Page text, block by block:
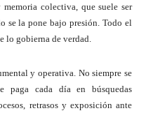
colectiva, que suele ser
se la pone bajo presión. Todo el
lo gobierna de verdad.
y operativa. No siempre se
paga cada día en búsquedas
retrasos y exposición ante